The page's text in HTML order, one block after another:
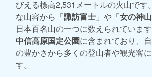
びえる標高2,531メートルの火山です
な山容から「諏訪富士 」や「女の神山
日本百名山の一つに数えられていま
中信高原国定公園に含まれており、
の豊かさから多くの登山者や観光客
す。